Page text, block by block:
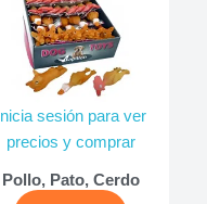
Inicia sesión para ver
precios y comprar
Pollo, Pato, Cerdo